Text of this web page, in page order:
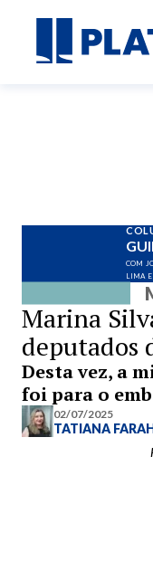
COM
LIMA E
Marina
deputados
Desta vez, a
foi para o
02/07/2025
TATIANA